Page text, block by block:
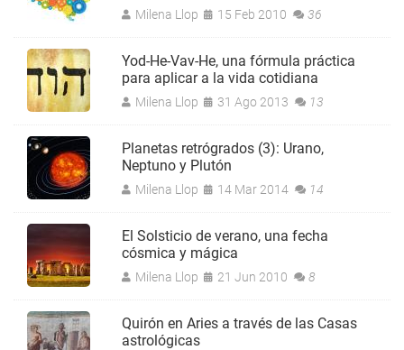
Milena Llop 15 Feb 2010 36
Yod-He-Vav-He, una fórmula práctica
para aplicar a la vida cotidiana
Milena Llop 31 Ago 2013 13
Planetas retrógrados (3): Urano,
Neptuno y Plutón
Milena Llop 14 Mar 2014 14
El Solsticio de verano, una fecha
cósmica y mágica
Milena Llop 21 Jun 2010 8
Quirón en Aries a través de las Casas
astrológicas